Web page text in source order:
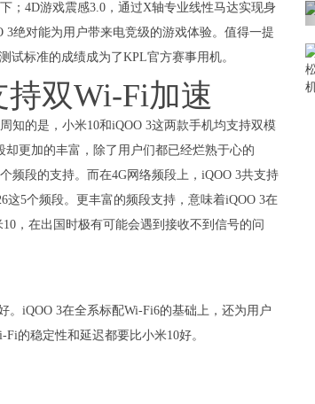
；4D游戏震感3.0，通过X轴专业线性马达实现身
绝对能为用户带来电竞级的游戏体验。值得一提
试标准的成绩成为了KPL官方赛事用机。
持双Wi-Fi加速
知的是，小米10和iQOO 3这两款手机均支持双模
更加的丰富，除了用户们都已经烂熟于心的
频段的支持。而在4G网络频段上，iQOO 3共支持
这5个频段。更丰富的频段支持，意味着iQOO 3在
，在出国时极有可能会遇到接收不到信号的问
。iQOO 3在全系标配Wi-Fi6的基础上，还为用户
的稳定性和延迟都要比小米10好。